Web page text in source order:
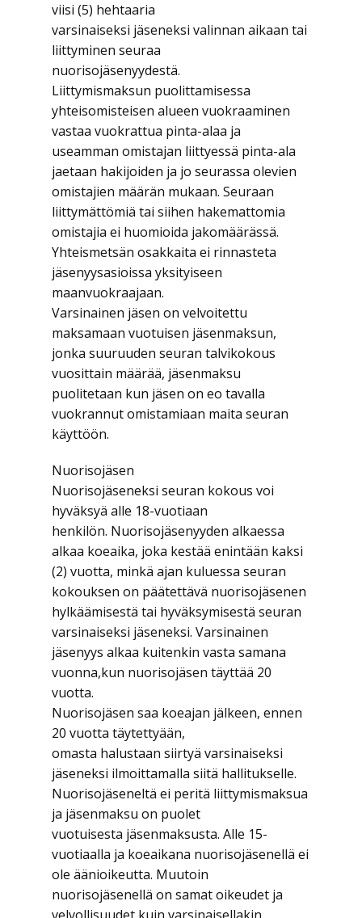
viisi (5) hehtaaria
varsinaiseksi jäseneksi valinnan aikaan tai
liittyminen seuraa
nuorisojäsenyydestä.
Liittymismaksun puolittamisessa
yhteisomisteisen alueen vuokraaminen
vastaa vuokrattua pinta-alaa ja
useamman omistajan liittyessä pinta-ala
jaetaan hakijoiden ja jo seurassa olevien
omistajien määrän mukaan. Seuraan
liittymättömiä tai siihen hakemattomia
omistajia ei huomioida jakomäärässä.
Yhteismetsän osakkaita ei rinnasteta
jäsenyysasioissa yksityiseen
maanvuokraajaan.
Varsinainen jäsen on velvoitettu
maksamaan vuotuisen jäsenmaksun,
jonka suuruuden seuran talvikokous
vuosittain määrää, jäsenmaksu
puolitetaan kun jäsen on eo tavalla
vuokrannut omistamiaan maita seuran
käyttöön.
Nuorisojäsen
Nuorisojäseneksi seuran kokous voi
hyväksyä alle 18-vuotiaan
henkilön. Nuorisojäsenyyden alkaessa
alkaa koeaika, joka kestää enintään kaksi
(2) vuotta, minkä ajan kuluessa seuran
kokouksen on päätettävä nuorisojäsenen
hylkäämisestä tai hyväksymisestä seuran
varsinaiseksi jäseneksi. Varsinainen
jäsenyys alkaa kuitenkin vasta samana
vuonna,kun nuorisojäsen täyttää 20
vuotta.
Nuorisojäsen saa koeajan jälkeen, ennen
20 vuotta täytettyään,
omasta halustaan siirtyä varsinaiseksi
jäseneksi ilmoittamalla siitä hallitukselle.
Nuorisojäseneltä ei peritä liittymismaksua
ja jäsenmaksu on puolet
vuotuisesta jäsenmaksusta. Alle 15-
vuotiaalla ja koeaikana nuorisojäsenellä ei
ole äänioikeutta. Muutoin
nuorisojäsenellä on samat oikeudet ja